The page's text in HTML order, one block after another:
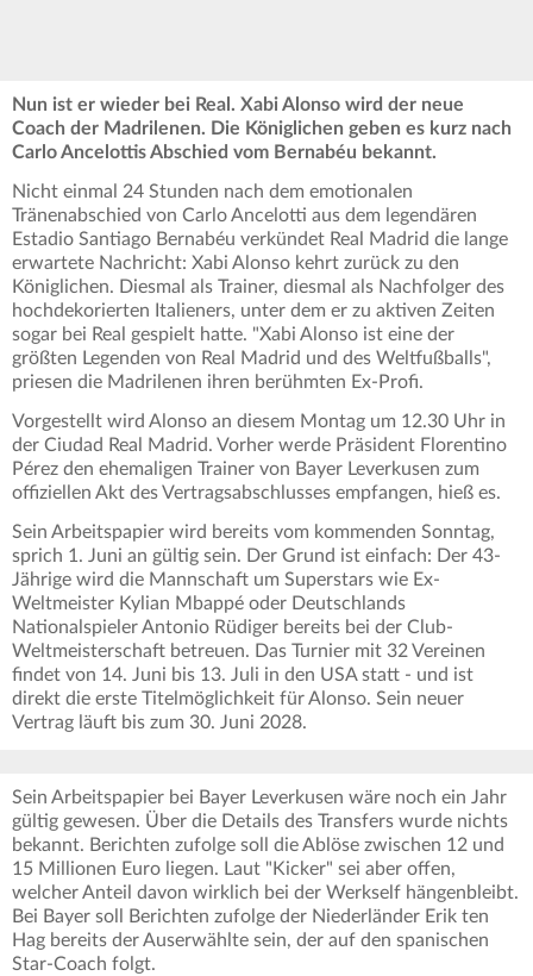
Nun ist er wieder bei Real. Xabi Alonso wird der neue
Coach der Madrilenen. Die Königlichen geben es kurz nach
Carlo Ancelottis Abschied vom Bernabéu bekannt.
Nicht einmal 24 Stunden nach dem emotionalen
Tränenabschied von Carlo Ancelotti aus dem legendären
Estadio Santiago Bernabéu verkündet Real Madrid die lange
erwartete Nachricht: Xabi Alonso kehrt zurück zu den
Königlichen. Diesmal als Trainer, diesmal als Nachfolger des
hochdekorierten Italieners, unter dem er zu aktiven Zeiten
sogar bei Real gespielt hatte. "Xabi Alonso ist eine der
größten Legenden von Real Madrid und des Weltfußballs",
priesen die Madrilenen ihren berühmten Ex-Profi.
Vorgestellt wird Alonso an diesem Montag um 12.30 Uhr in
der Ciudad Real Madrid. Vorher werde Präsident Florentino
Pérez den ehemaligen Trainer von Bayer Leverkusen zum
offiziellen Akt des Vertragsabschlusses empfangen, hieß es.
Sein Arbeitspapier wird bereits vom kommenden Sonntag,
sprich 1. Juni an gültig sein. Der Grund ist einfach: Der 43-
Jährige wird die Mannschaft um Superstars wie Ex-
Weltmeister Kylian Mbappé oder Deutschlands
Nationalspieler Antonio Rüdiger bereits bei der Club-
Weltmeisterschaft betreuen. Das Turnier mit 32 Vereinen
findet von 14. Juni bis 13. Juli in den USA statt - und ist
direkt die erste Titelmöglichkeit für Alonso. Sein neuer
Vertrag läuft bis zum 30. Juni 2028.
Sein Arbeitspapier bei Bayer Leverkusen wäre noch ein Jahr
gültig gewesen. Über die Details des Transfers wurde nichts
bekannt. Berichten zufolge soll die Ablöse zwischen 12 und
15 Millionen Euro liegen. Laut "Kicker" sei aber offen,
welcher Anteil davon wirklich bei der Werkself hängenbleibt.
Bei Bayer soll Berichten zufolge der Niederländer Erik ten
Hag bereits der Auserwählte sein, der auf den spanischen
Star-Coach folgt.